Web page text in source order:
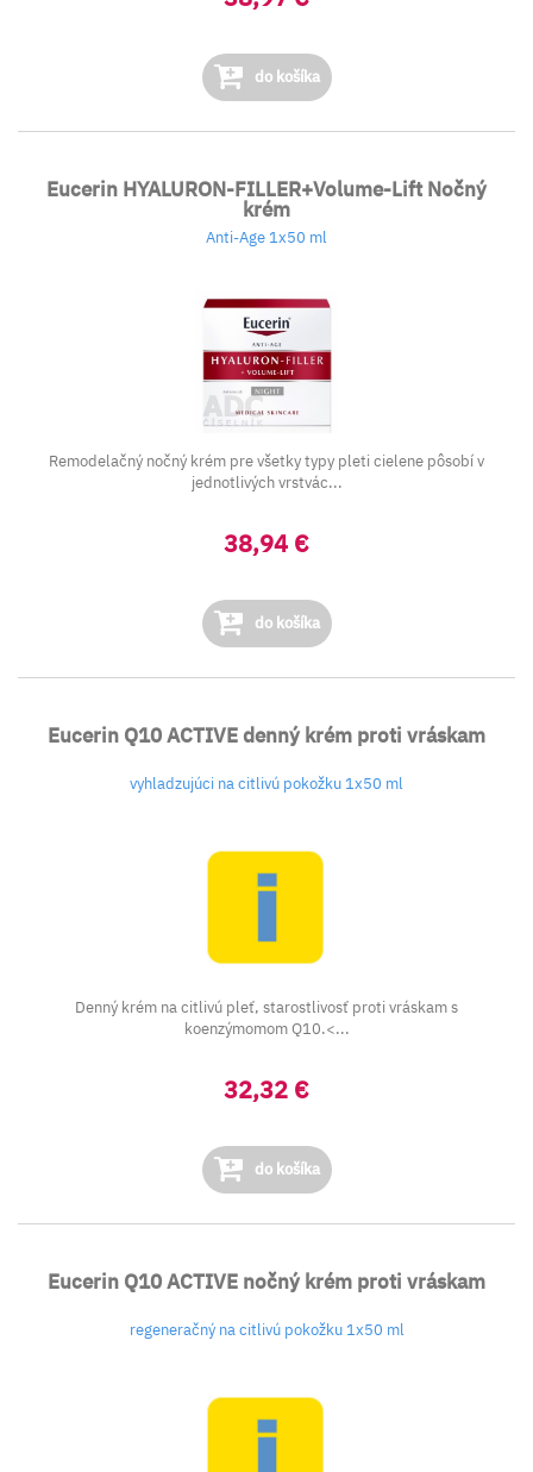
do košíka
Eucerin HYALURON-FILLER+Volume-Lift Nočný
krém
Anti-Age 1x50 ml
Remodelačný nočný krém pre všetky typy pleti cielene pôsobí v
jednotlivých vrstvác...
38,94 €
do košíka
Eucerin Q10 ACTIVE denný krém proti vráskam
vyhladzujúci na citlivú pokožku 1x50 ml
Denný krém na citlivú pleť, starostlivosť proti vráskam s
koenzýmomom Q10.<...
32,32 €
do košíka
Eucerin Q10 ACTIVE nočný krém proti vráskam
regeneračný na citlivú pokožku 1x50 ml